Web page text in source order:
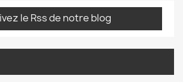
le Rss de notre blog